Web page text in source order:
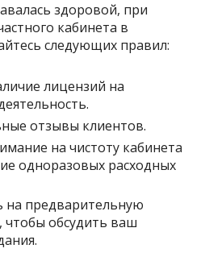
здоровой, при
кабинета в
следующих правил:
лицензий на
отзывы клиентов.
на чистоту кабинета
одноразовых расходных
на предварительную
чтобы обсудить ваш